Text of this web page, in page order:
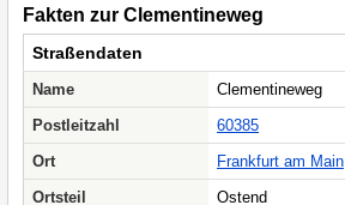
Fakten zur Clementineweg
Straßendaten
Name
Clementineweg
Postleitzahl
60385
Ort
Frankfurt am Main
Ortsteil
Ostend